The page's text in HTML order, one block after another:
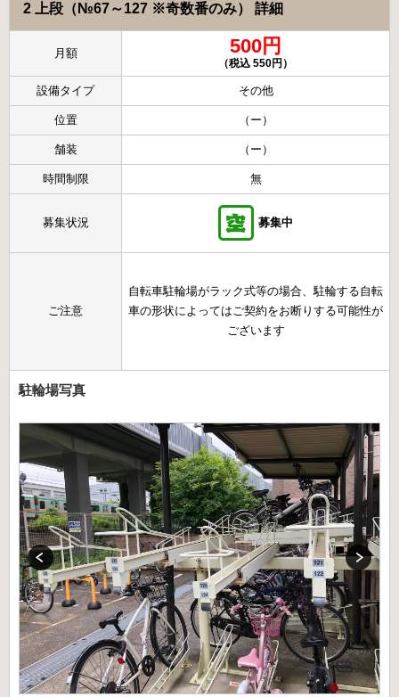
2 上段（№67～127 ※奇数番のみ） 詳細
月額 500円
（税込 550円）
設備タイプ その他
位置 （ー）
舗装 （ー）
時間制限 無
募集状況 募集中
ご注意
自転車駐輪場がラック式等の場合、駐輪する自転
車の形状によってはご契約をお断りする可能性が
ございます
駐輪場写真